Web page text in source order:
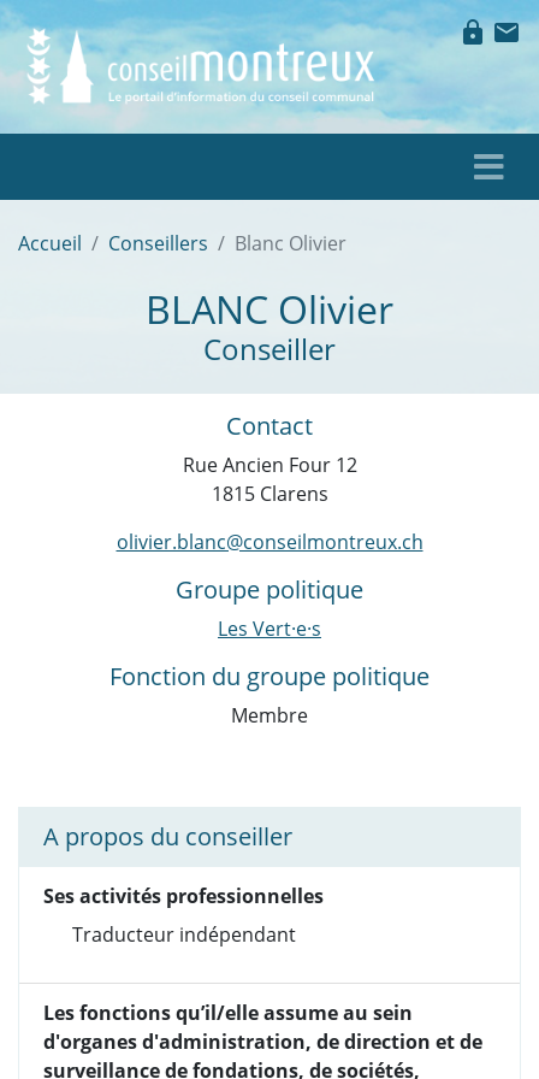
lockmail
Accueil Conseillers Blanc Olivier
BLANC Olivier
Conseiller
Contact
Rue Ancien Four 12
1815 Clarens
olivier.blanc@conseilmontreux.ch
Groupe politique
Les Vert·e·s
Fonction du groupe politique
Membre
A propos du conseiller
Ses activités professionnelles
Traducteur indépendant
Les fonctions qu’il/elle assume au sein
d'organes d'administration, de direction et de
surveillance de fondations, de sociétés,